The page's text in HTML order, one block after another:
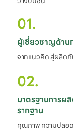
01.
ผู้เชี่ยวชาญด้าน
จากแนวคิด สู่ผลิต
02.
มาตรฐานการผ
รากฐาน
คุณภาพ ความปลอ